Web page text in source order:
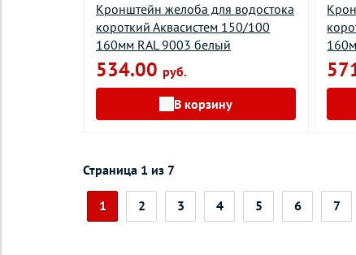
Кронштейн желоба для водостока
короткий Аквасистем 150/100
160мм RAL 9003 белый
534.00 руб.
В корзину
Страница 1 из 7
1 2 3 4 5 6 7